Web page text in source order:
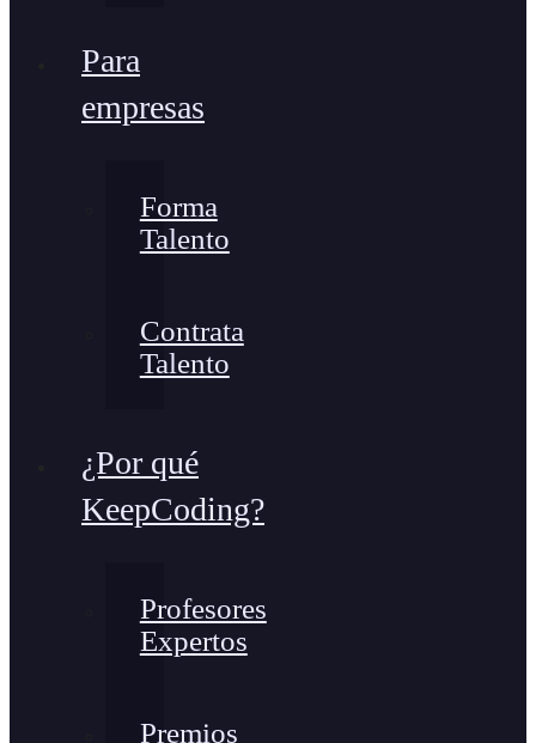
Para
empresas
Forma
Talento
Contrata
Talento
¿Por qué
KeepCoding?
Profesores
Expertos
Premios